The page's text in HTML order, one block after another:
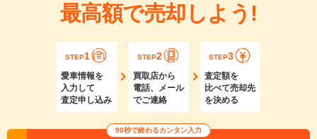
最高額で売却しよう!
STEP1
愛車情報を
入力して
査定申し込み
STEP2
買取店から
電話、メール
でご連絡
STEP3
査定額を
比べて売却先
を決める
90秒で終わるカンタン入力